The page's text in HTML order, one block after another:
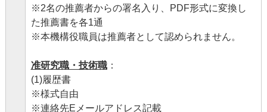
※2名の推薦者からの署名入り、PDF形式に変換し
た推薦書を各1通
※本機構役職員は推薦者として認められません。
准研究職・技術職：
(1)履歴書
※様式自由
※連絡先Eメールアドレス記載